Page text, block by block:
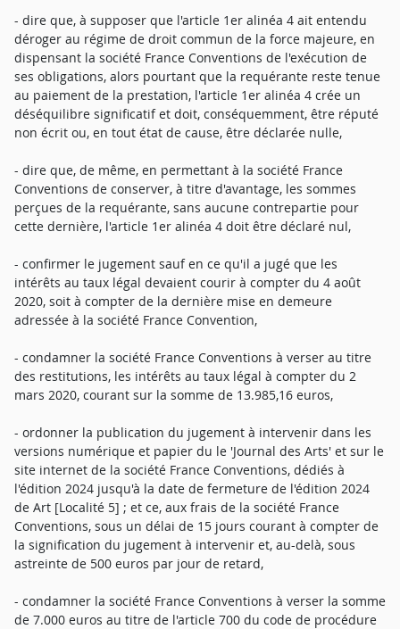
- dire que, à supposer que l'article 1er alinéa 4 ait entendu
déroger au régime de droit commun de la force majeure, en
dispensant la société France Conventions de l'exécution de
ses obligations, alors pourtant que la requérante reste tenue
au paiement de la prestation, l'article 1er alinéa 4 crée un
déséquilibre significatif et doit, conséquemment, être réputé
non écrit ou, en tout état de cause, être déclarée nulle,
- dire que, de même, en permettant à la société France
Conventions de conserver, à titre d'avantage, les sommes
perçues de la requérante, sans aucune contrepartie pour
cette dernière, l'article 1er alinéa 4 doit être déclaré nul,
- confirmer le jugement sauf en ce qu'il a jugé que les
intérêts au taux légal devaient courir à compter du 4 août
2020, soit à compter de la dernière mise en demeure
adressée à la société France Convention,
- condamner la société France Conventions à verser au titre
des restitutions, les intérêts au taux légal à compter du 2
mars 2020, courant sur la somme de 13.985,16 euros,
- ordonner la publication du jugement à intervenir dans les
versions numérique et papier du le 'Journal des Arts' et sur le
site internet de la société France Conventions, dédiés à
l'édition 2024 jusqu'à la date de fermeture de l'édition 2024
de Art [Localité 5] ; et ce, aux frais de la société France
Conventions, sous un délai de 15 jours courant à compter de
la signification du jugement à intervenir et, au-delà, sous
astreinte de 500 euros par jour de retard,
- condamner la société France Conventions à verser la somme
de 7.000 euros au titre de l'article 700 du code de procédure